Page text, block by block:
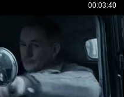
00:03:40